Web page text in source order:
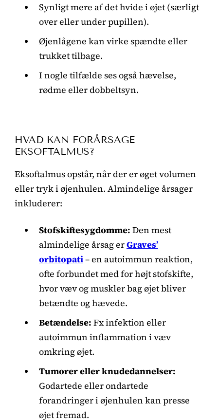
Synligt mere af det hvide i øjet (særligt
over eller under pupillen).
Øjenlågene kan virke spændte eller
trukket tilbage.
I nogle tilfælde ses også hævelse,
rødme eller dobbeltsyn.
HVAD KAN FORÅRSAGE
EKSOFTALMUS?
Eksoftalmus opstår, når der er øget volumen
eller tryk i øjenhulen. Almindelige årsager
inkluderer:
Stofskiftesygdomme: Den mest
almindelige årsag erGraves’
orbitopati– en autoimmun reaktion,
ofte forbundet med for højt stofskifte,
hvor væv og muskler bag øjet bliver
betændte og hævede.
Betændelse: Fx infektion eller
autoimmun inflammation i væv
omkring øjet.
Tumorer eller knudedannelser:
Godartede eller ondartede
forandringer i øjenhulen kan presse
øjet fremad.